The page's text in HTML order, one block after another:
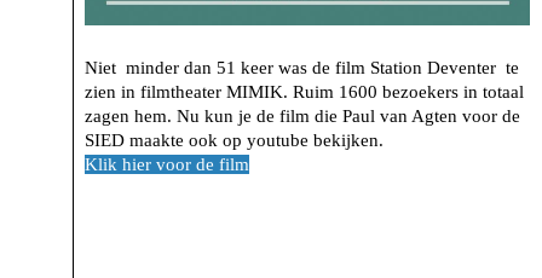
Niet minder dan 51 keer was de film Station Deventer te
zien in filmtheater MIMIK. Ruim 1600 bezoekers in totaal
zagen hem. Nu kun je de film die Paul van Agten voor de
SIED maakte ook op youtube bekijken.
Klik hier voor de film